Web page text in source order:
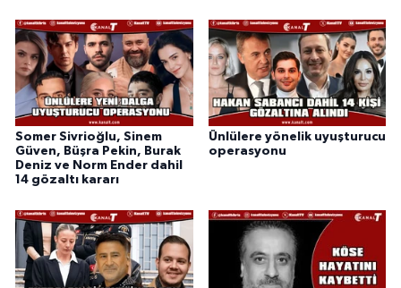
Somer Sivrioğlu, Sinem
Güven, Büşra Pekin, Burak
Deniz ve Norm Ender dahil
14 gözaltı kararı
Ünlülere yönelik uyuşturucu
operasyonu